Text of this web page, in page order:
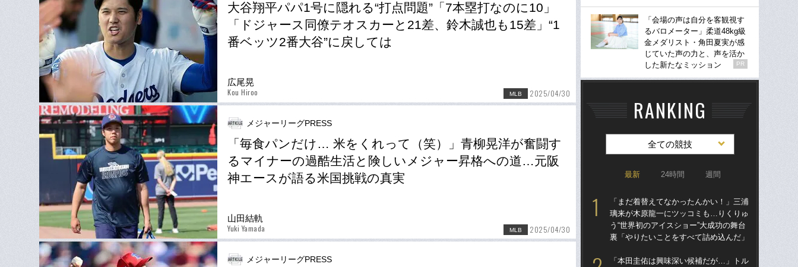
大谷翔平パパ1号に隠れる“打点問題”「7本塁打なのに10」
「ドジャース同僚テオスカーと21差、鈴木誠也も15差」“1
番ベッツ2番大谷”に戻しては
広尾晃
Kou Hiroo MLB 2025/04/30
メジャーリーグPRESS
「毎食パンだけ… 米をくれって（笑）」青柳晃洋が奮闘す
るマイナーの過酷生活と険しいメジャー昇格への道…元阪
神エースが語る米国挑戦の真実
山田結軌
Yuki Yamada MLB 2025/04/30
メジャーリーグPRESS
「会場の声は自分を客観視す
るバロメーター」柔道48kg級
金メダリスト・角田夏実が感
じていた声の力と、声を活か
した新たなミッション
PR
RANKING
全ての競技
最新 24時間 週間
「まだ着替えてなかったんかい！」三浦
璃来が木原龍一にツッコミも…りくりゅ
う“世界初のアイスショー”大成功の舞台
裏「やりたいことをすべて詰め込んだ」
「本田圭佑は興味深い候補だが…」トル